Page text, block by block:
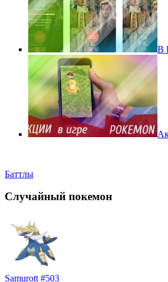
В
Баттлы
Случайный покемон
Samurott #503